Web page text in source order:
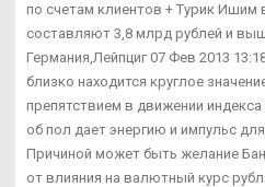
по счетам клиентов + Турик Ишим
составляют 3,8 млрд рублей и
Германия,Лейпциг 07 Фев 2013
близко находится круглое
препятствием в движении
об пол дает энергию и импульс
Причиной может быть желание
от влияния на валютный курс